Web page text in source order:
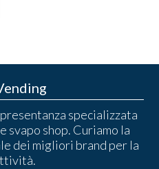
specializzata
svapo shop. Curiamo la
dei migliori brand per la